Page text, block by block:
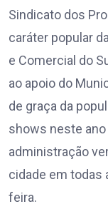
Sindicato dos
caráter popular
e Comercial do
ao apoio do
de graça da
shows neste ano
administração
cidade em todas
feira.